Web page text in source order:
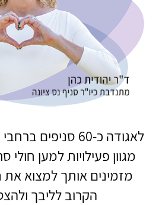
לאגודה כ-60
מגוון פעילויות למען חולי
מזמינים אותך למצוא
הקרוב לליבך